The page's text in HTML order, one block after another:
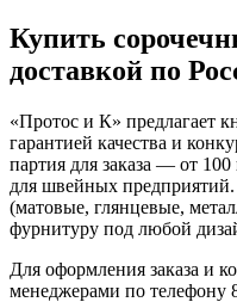
Купить
доставкой по
«Протос и К» предлагает
гарантией качества и
партия для заказа — от
для швейных
(матовые, глянцевые,
фурнитуру под любой
Для оформления заказа и
менеджерами по телефону